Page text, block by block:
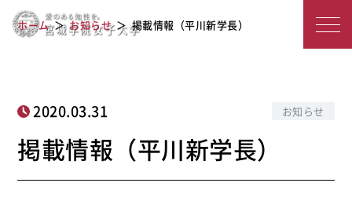
宮
女
子
掲載情報（平川新学長）
ホーム お知らせ 掲載情報（平川新学長）
2020.03.31 お知らせ
掲載情報（平川新学長）